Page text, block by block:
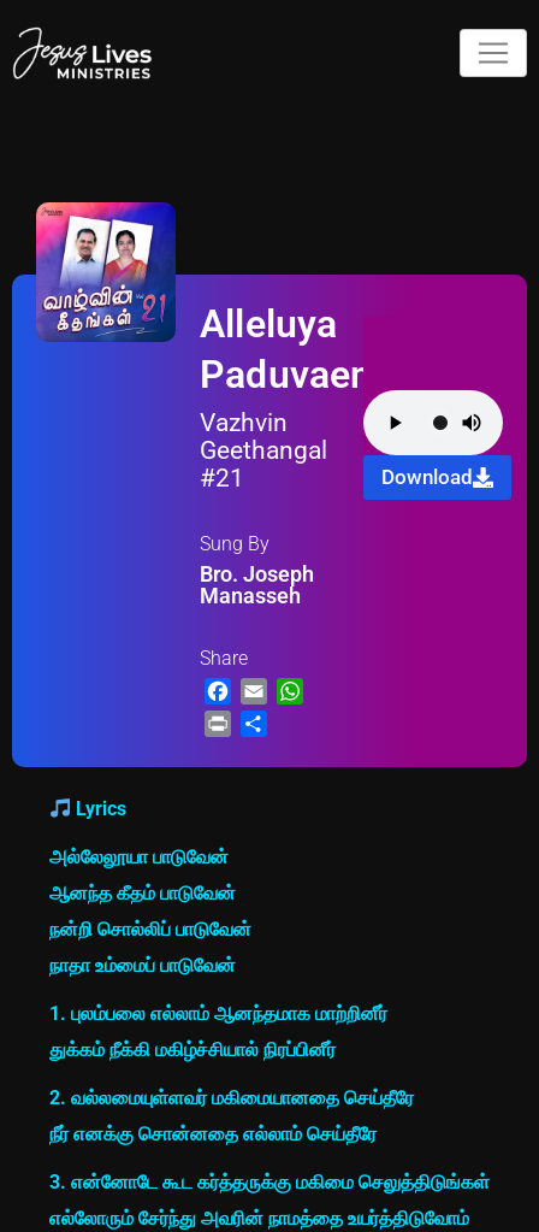
Alleluya
Paduvaen
Vazhvin
Geethangal
#21
Sung By
Bro. Joseph
Manasseh
Share
Facebook
Email
Print
Download
Lyrics
அல்லேலூயா பாடுவேன்
ஆனந்த கீதம் பாடுவேன்
நன்றி சொல்லிப் பாடுவேன்
நாதா உம்மைப் பாடுவேன்
1. புலம்பலை எல்லாம் ஆனந்தமாக மாற்றினீர்
துக்கம் நீக்கி மகிழ்ச்சியால் நிரப்பினீர்
2. வல்லமையுள்ளவர் மகிமையானதை செய்தீரே
நீர் எனக்கு சொன்னதை எல்லாம் செய்தீரே
3. என்னோடே கூட கர்த்தருக்கு மகிமை செலுத்திடுங்கள்
எல்லோரும் சேர்ந்து அவரின் நாமத்தை உயர்த்திடுவோம்